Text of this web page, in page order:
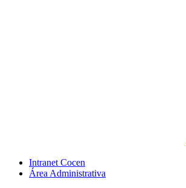
Intranet Cocen
Área Administrativa